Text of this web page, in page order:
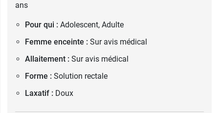
ans
Pour qui : Adolescent, Adulte
Femme enceinte : Sur avis médical
Allaitement : Sur avis médical
Forme : Solution rectale
Laxatif : Doux